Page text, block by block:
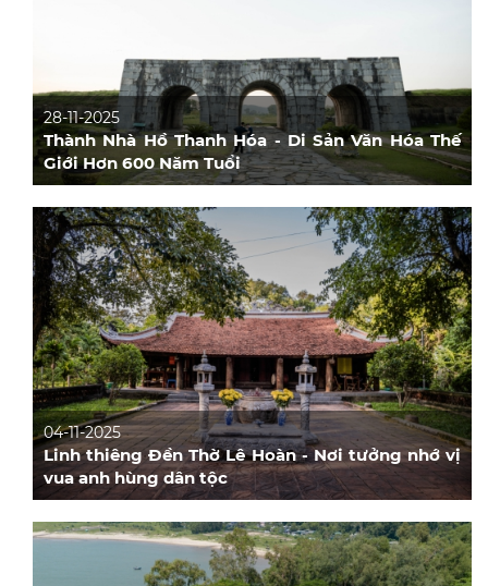
28-11-2025
Thành Nhà Hồ Thanh Hóa - Di Sản Văn Hóa Thế
Giới Hơn 600 Năm Tuổi
04-11-2025
Linh thiêng Đền Thờ Lê Hoàn - Nơi tưởng nhớ vị
vua anh hùng dân tộc